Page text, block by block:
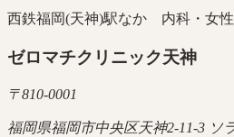
西鉄福岡(天神)駅なか 内科・女
ゼロマチクリニック天神
〒810-0001
福岡県福岡市中央区天神2-11-3 ソ